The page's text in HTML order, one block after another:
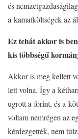
és
a kamatköltségek az
Ez tehát akkor is
kis többségű
Akkor is meg kellett
lett volna. Így a
ugrott a forint, és a
voltam nemrégen az
kérdezgették, nem